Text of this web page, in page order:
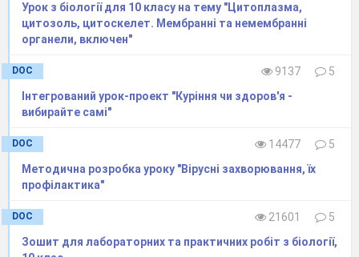
Урок з біології для 10 класу на тему "Цитоплазма,
цитозоль, цитоскелет. Мембранні та немембранні
органели, включен"
DOC 9137
5
Інтегрований урок-проект "Куріння чи здоров'я -
вибирайте самі"
DOC 14477
5
Методична розробка уроку "Вірусні захворювання, їх
профілактика"
DOC 21601
5
Зошит для лабораторних та практичних робіт з біології,